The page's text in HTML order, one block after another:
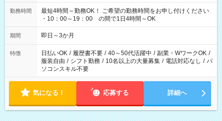
勤務時間
最短4時間～勤務OK！ ご希望の勤務時間をお申し付けください
・10：00～19：00 の間で1日4時間～OK
期間 即日～3か月
特徴 日払いOK / 履歴書不要 / 40～50代活躍中 / 副業・WワークOK /
服装自由 / シフト勤務 / 10名以上の大量募集 / 電話対応なし / パ
ソコンスキル不要
気になる！ 応募する 詳細へ